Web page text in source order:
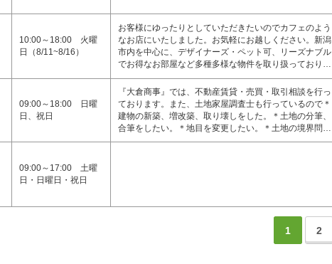
10:00～18:00 火曜
日（8/11~8/16）
お客様にゆったりとしていただきたいのでカフェのよう
なお店にいたしました。お気軽にお越しください。新潟
市内を中心に、デザイナーズ・ペット可、リーズナブル
でお得なお部屋など多種多様な物件を取り扱っており…
09:00～18:00 日曜
日、祝日
『大倉商事』では、不動産賃貸・売買・取引相談を行っ
ております。また、土地家屋調査士も行っているので＊
建物の新築、増改築、取り壊しをした。＊土地の分筆、
合筆をしたい。＊地目を変更したい。＊土地の境界問…
09:00～17:00 土曜
日・日曜日・祝日
1 2